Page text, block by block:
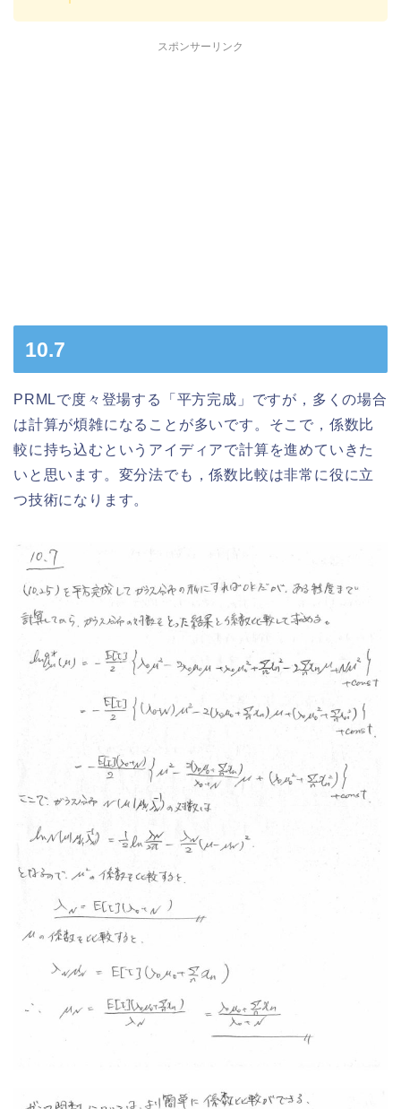
スポンサーリンク
10.7
PRMLで度々登場する「平方完成」ですが，多くの場合
は計算が煩雑になることが多いです。そこで，係数比
較に持ち込むというアイディアで計算を進めていきた
いと思います。変分法でも，係数比較は非常に役に立
つ技術になります。